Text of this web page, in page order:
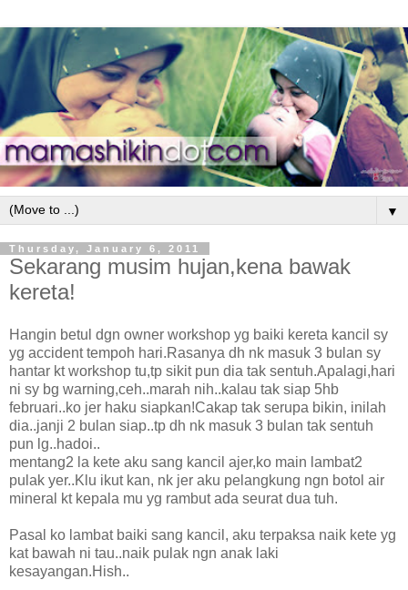
▼
Thursday, January 6, 2011
Sekarang musim hujan,kena bawak
kereta!
Hangin betul dgn owner workshop yg baiki kereta kancil sy
yg accident tempoh hari.Rasanya dh nk masuk 3 bulan sy
hantar kt workshop tu,tp sikit pun dia tak sentuh.Apalagi,hari
ni sy bg warning,ceh..marah nih..kalau tak siap 5hb
februari..ko jer haku siapkan!Cakap tak serupa bikin, inilah
dia..janji 2 bulan siap..tp dh nk masuk 3 bulan tak sentuh
pun lg..hadoi..
mentang2 la kete aku sang kancil ajer,ko main lambat2
pulak yer..Klu ikut kan, nk jer aku pelangkung ngn botol air
mineral kt kepala mu yg rambut ada seurat dua tuh.
Pasal ko lambat baiki sang kancil, aku terpaksa naik kete yg
kat bawah ni tau..naik pulak ngn anak laki
kesayangan.Hish..